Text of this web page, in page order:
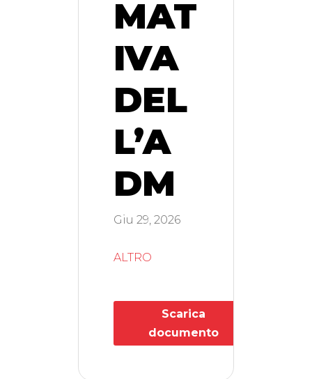
MAT
IVA
DEL
L’A
DM
Giu 29, 2026
ALTRO
Scarica
documento